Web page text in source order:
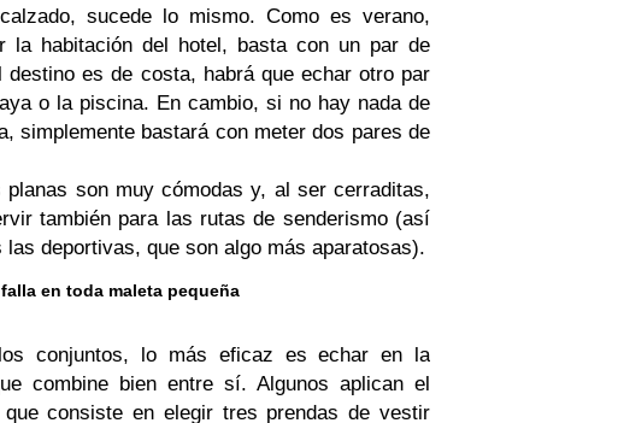
sucede lo mismo. Como es verano,
la habitación del hotel, basta con un par de
destino es de costa, habrá que echar otro par
o la piscina. En cambio, si no hay nada de
simplemente bastará con meter dos pares de
planas son muy cómodas y, al ser cerraditas,
también para las rutas de senderismo (así
las deportivas, que son algo más aparatosas).
en toda maleta pequeña
conjuntos, lo más eficaz es echar en la
combine bien entre sí. Algunos aplican el
que consiste en elegir tres prendas de vestir